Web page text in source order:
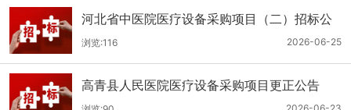
河北省中医院医疗设备采购项目（二）招标公
告
2026-06-25
浏览:116
高青县人民医院医疗设备采购项目更正公告